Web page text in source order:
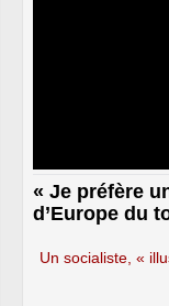
« Je préfère
d’Europe du
Un socialiste, «